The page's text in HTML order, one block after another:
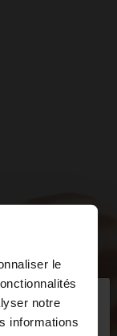
le
notre
informations
×